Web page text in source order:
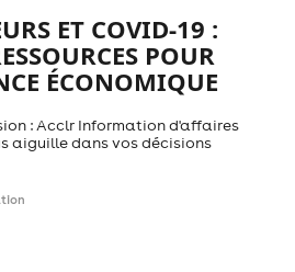
ET COVID-19 :
POUR
ÉCONOMIQUE
: Acclr Information d'affaires
aiguille dans vos décisions